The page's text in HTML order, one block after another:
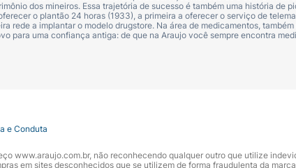
dos mineiros. Essa trajetória de sucesso é também uma história de
o plantão 24 horas (1933), a primeira a oferecer o serviço de
rede a implantar o modelo drugstore. Na área de medicamentos,
para uma confiança antiga: de que na Araujo você sempre encontra
e Conduta
www.araujo.com.br, não reconhecendo qualquer outro que utilize
em sites desconhecidos que se utilizem de forma fraudulenta da